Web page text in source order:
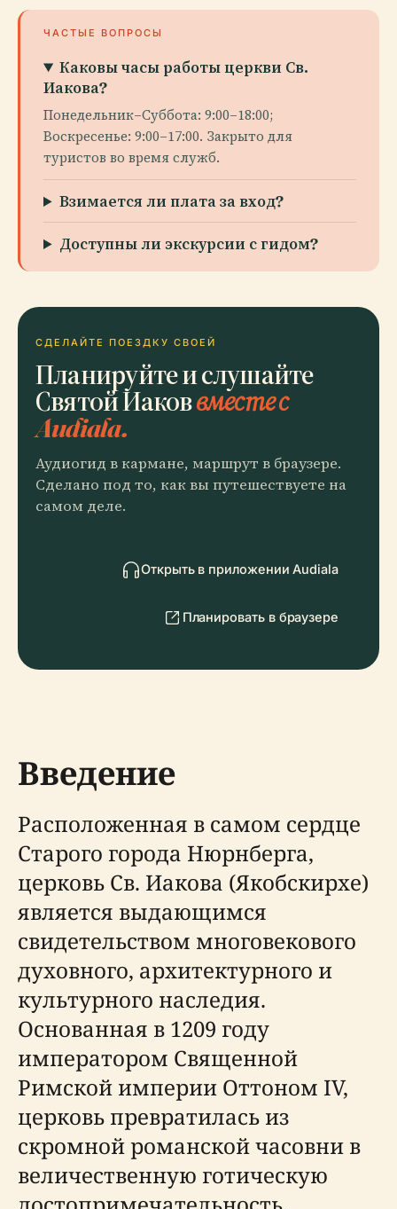
ЧАСТЫЕ ВОПРОСЫ
Каковы часы работы церкви Св.
Иакова?
Понедельник–Суббота: 9:00–18:00;
Воскресенье: 9:00–17:00. Закрыто для
туристов во время служб.
Взимается ли плата за вход?
Доступны ли экскурсии с гидом?
СДЕЛАЙТЕ ПОЕЗДКУ СВОЕЙ
Планируйте и слушайте
Святой Иаковвместе с
Audiala.
Аудиогид в кармане, маршрут в браузере.
Сделано под то, как вы путешествуете на
самом деле.
Открыть в приложении Audiala
Планировать в браузере
Введение
Расположенная в самом сердце
Старого города Нюрнберга,
церковь Св. Иакова (Якобскирхе)
является выдающимся
свидетельством многовекового
духовного, архитектурного и
культурного наследия.
Основанная в 1209 году
императором Священной
Римской империи Оттоном IV,
церковь превратилась из
скромной романской часовни в
величественную готическую